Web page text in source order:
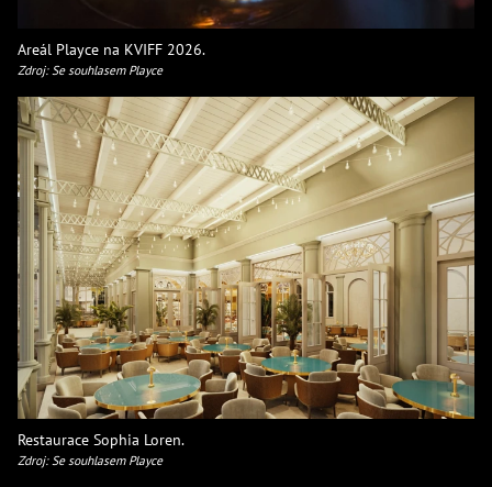
Areál Playce na KVIFF 2026.
Zdroj: Se souhlasem Playce
Restaurace Sophia Loren.
Zdroj: Se souhlasem Playce